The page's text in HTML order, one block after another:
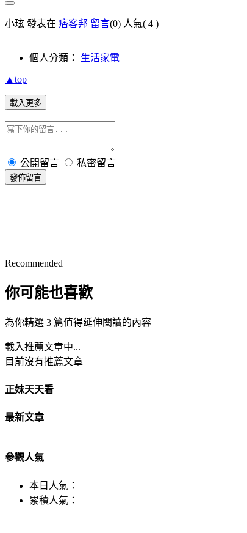
小玹 發表在 痞客邦 留言(0) 人氣( 4 )
個人分類： 生活家電
▲top
載入更多
公開留言 私密留言
發佈留言
Recommended
你可能也喜歡
為你精選 3 篇值得延伸閱讀的內容
載入推薦文章中...
目前沒有推薦文章
正妹天天看
最新文章
參觀人氣
本日人氣：
累積人氣：